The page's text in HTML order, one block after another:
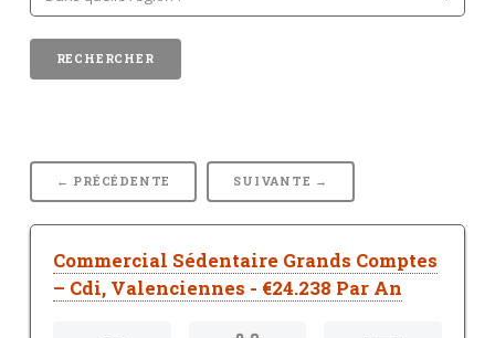
← PRÉCÉDENTE SUIVANTE →
Commercial Sédentaire Grands Comptes
– Cdi, Valenciennes - €24.238 Par An